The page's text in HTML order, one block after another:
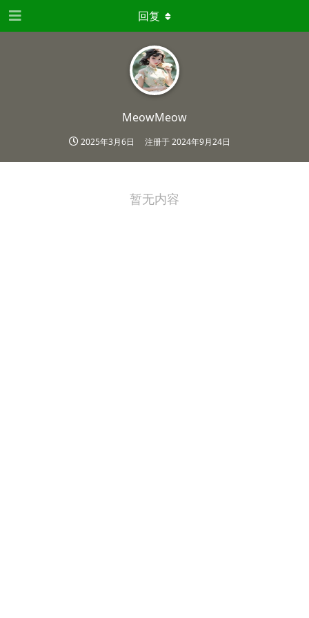
MeowMeow
2025年3月6日 注册于2024年9月24日
回复
暂无内容